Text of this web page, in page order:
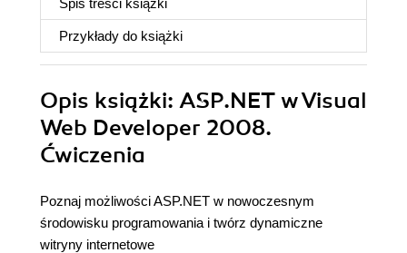
Spis treści książki
Przykłady do książki
Opis książki: ASP.NET w Visual
Web Developer 2008.
Ćwiczenia
Poznaj możliwości ASP.NET w nowoczesnym
środowisku programowania i twórz dynamiczne
witryny internetowe